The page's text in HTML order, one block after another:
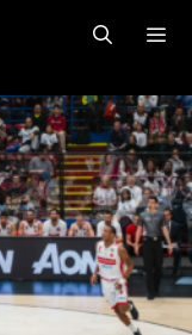
MENU